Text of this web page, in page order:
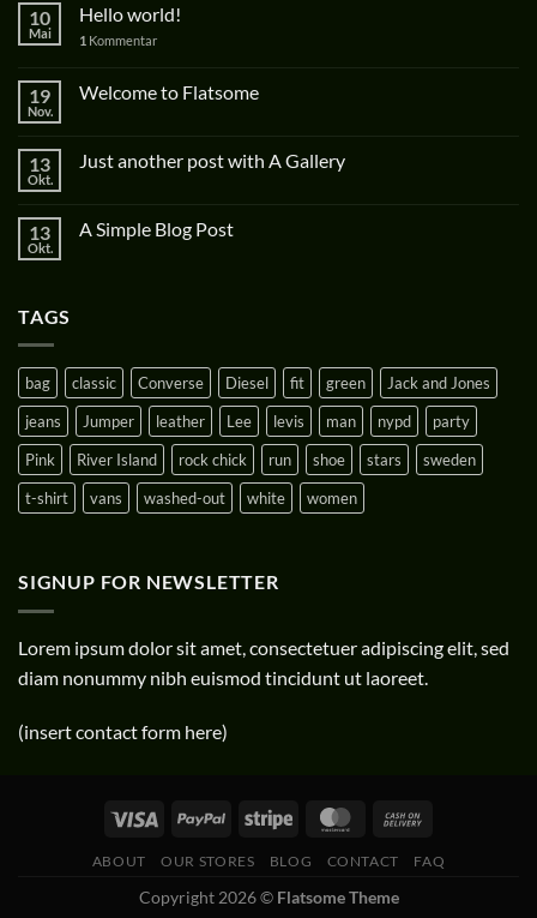
10
Mai
Hello world!
1 Kommentar
19
Nov.
Welcome to Flatsome
13
Okt.
Just another post with A Gallery
13
Okt.
A Simple Blog Post
TAGS
bag classic Converse Diesel fit green
Jack and Jones
jeans
Jumper leather Lee levis man nypd
party
Pink
River Island rock chick run shoe stars
sweden
t-shirt
vans washed-out white women
SIGNUP FOR NEWSLETTER
Lorem ipsum dolor sit amet, consectetuer adipiscing elit, sed
diam nonummy nibh euismod tincidunt ut laoreet.
(insert contact form here)
ABOUT OUR STORES BLOG CONTACT FAQ
Copyright 2026 © Flatsome Theme